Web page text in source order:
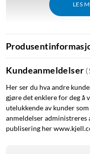
LES
Utmerkelser
Lyd & Bilde: "4K-
Omfattende utvalg."
Kundeanmeldelser (
Her ser du hva andre
gjøre det enklere for deg å
utelukkende av kunder
anmeldelser administreres
publisering her